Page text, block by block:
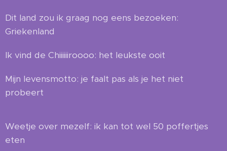
Dit land zou ik graag nog eens bezoeken:
Griekenland
Ik vind de Chiiiiiiroooo: het leukste ooit
Mijn levensmotto: je faalt pas als je het niet
probeert
Weetje over mezelf: ik kan tot wel 50 poffertjes
eten 😉